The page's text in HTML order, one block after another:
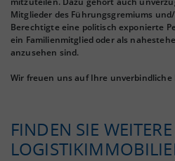
Mitglieder des Führungsgremiums
Berechtigte eine politisch exponierte
ein Familienmitglied oder als
anzusehen sind.
Wir freuen uns auf Ihre
FINDEN SIE WEITERE